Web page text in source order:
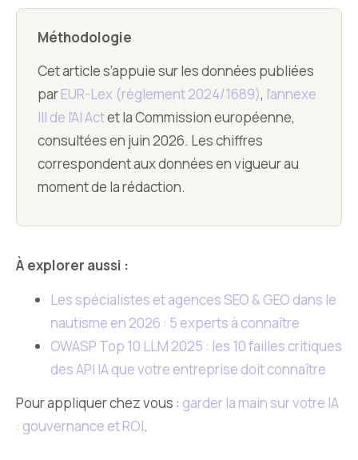
Méthodologie
Cet article s’appuie sur les données publiées
parEUR-Lex (règlement 2024/1689), l’annexe
III de l’AI Actet la Commission européenne,
consultées en juin 2026. Les chiffres
correspondent aux données en vigueur au
moment de la rédaction.
À explorer aussi :
Les spécialistes et agences SEO & GEO dans le
nautisme en 2026 : 5 experts à connaître
OWASP Top 10 LLM 2025 : les 10 failles critiques
des API IA que votre entreprise doit connaître
Pour appliquer chez vous : garder la main sur votre IA
: gouvernance et ROI.